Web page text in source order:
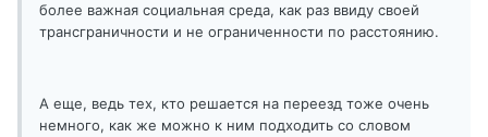
более важная социальная среда, как раз ввиду своей
трансграничности и не ограниченности по расстоянию.
А еще, ведь тех, кто решается на переезд тоже очень
немного, как же можно к ним подходить со словом